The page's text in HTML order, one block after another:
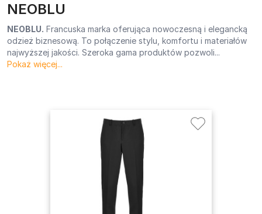
NEOBLU
NEOBLU. Francuska marka oferująca nowoczesną i elegancką
odzież biznesową. To połączenie stylu, komfortu i materiałów
najwyższej jakości. Szeroka gama produktów pozwoli...
Pokaż więcej...